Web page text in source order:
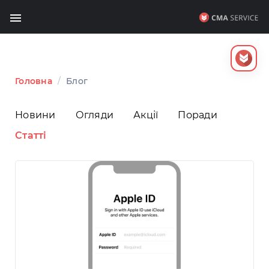
Головна / Блог
Новини Огляди Акції
Поради
Статті